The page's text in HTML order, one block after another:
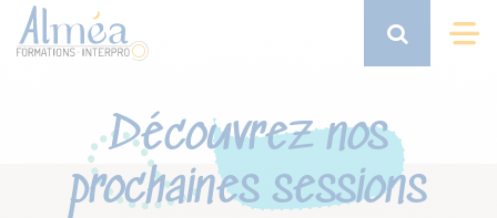
Search
Découvrez nos
prochaines sessions